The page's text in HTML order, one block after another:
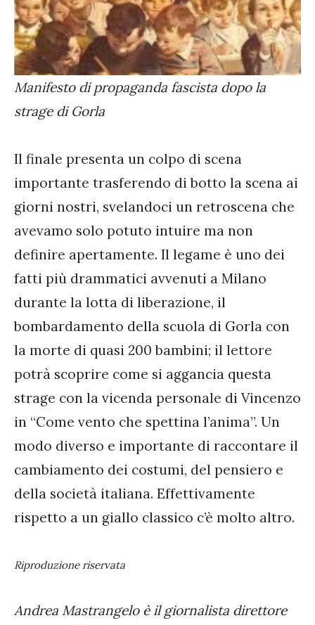
Manifesto di propaganda fascista dopo la
strage di Gorla
Il finale presenta un colpo di scena
importante trasferendo di botto la scena ai
giorni nostri, svelandoci un retroscena che
avevamo solo potuto intuire ma non
definire apertamente. Il legame è uno dei
fatti più drammatici avvenuti a Milano
durante la lotta di liberazione, il
bombardamento della scuola di Gorla con
la morte di quasi 200 bambini; il lettore
potrà scoprire come si aggancia questa
strage con la vicenda personale di Vincenzo
in “Come vento che spettina l’anima”. Un
modo diverso e importante di raccontare il
cambiamento dei costumi, del pensiero e
della società italiana. Effettivamente
rispetto a un giallo classico c’è molto altro.
Riproduzione riservata
Andrea Mastrangelo è il giornalista direttore